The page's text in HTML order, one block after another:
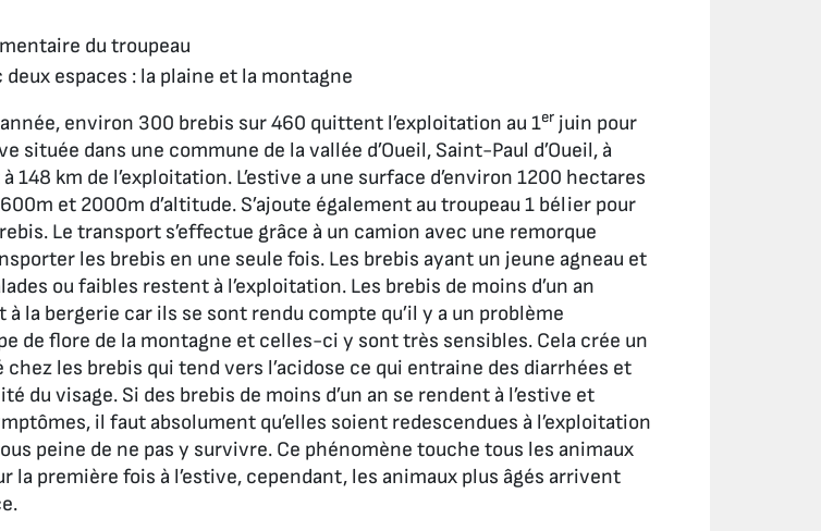
du troupeau
deux espaces : la plaine et la montagne
environ 300 brebis sur 460 quittent l’exploitation au 1er juin pour
située dans une commune de la vallée d’Oueil, Saint-Paul d’Oueil, à
148 km de l’exploitation. L’estive a une surface d’environ 1200 hectares
et 2000m d’altitude. S’ajoute également au troupeau 1 bélier pour
Le transport s’effectue grâce à un camion avec une remorque
les brebis en une seule fois. Les brebis ayant un jeune agneau et
ou faibles restent à l’exploitation. Les brebis de moins d’un an
la bergerie car ils se sont rendu compte qu’il y a un problème
de flore de la montagne et celles-ci y sont très sensibles. Cela crée un
chez les brebis qui tend vers l’acidose ce qui entraine des diarrhées et
du visage. Si des brebis de moins d’un an se rendent à l’estive et
il faut absolument qu’elles soient redescendues à l’exploitation
peine de ne pas y survivre. Ce phénomène touche tous les animaux
la première fois à l’estive, cependant, les animaux plus âgés arrivent